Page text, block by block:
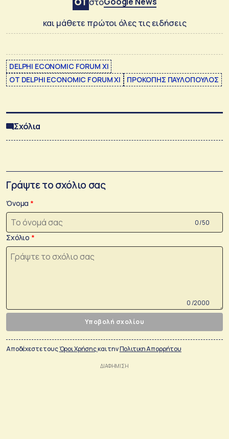
και μάθετε πρώτοι όλες τις ειδήσεις
DELPHI ECONOMIC FORUM XI
ΟΤ DELPHI ECONOMIC FORUM XI
ΠΡΟΚΟΠΗΣ ΠΑΥΛΟΠΟΥΛΟΣ
Σχόλια
Γράψτε το σχόλιο σας
Όνομα
0 /50
Σχόλιο
0 /2000
Υποβολή σχολίου
Αποδέχεστε τουςΌροι Χρήσηςκαι τηνΠολιτικη Απορρήτου